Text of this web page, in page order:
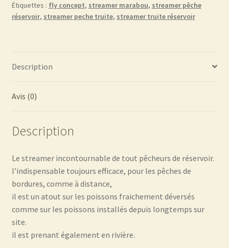
FC012
Étiquettes : fly concept, streamer marabou, streamer pêche
réservoir, streamer peche truite, streamer truite réservoir
Description
Avis (0)
Description
Le streamer incontournable de tout pêcheurs de réservoir.
l’indispensable toujours efficace, pour les pêches de
bordures, comme à distance,
il est un atout sur les poissons fraichement déversés
comme sur les poissons installés depuis longtemps sur
site.
il est prenant également en rivière.